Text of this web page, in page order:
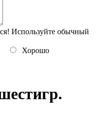
Используйте обычный
Хорошо